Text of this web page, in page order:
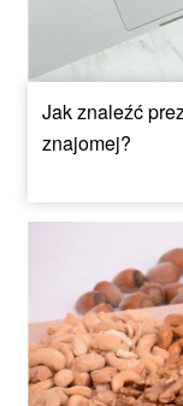
Jak znaleźć
znajomej?